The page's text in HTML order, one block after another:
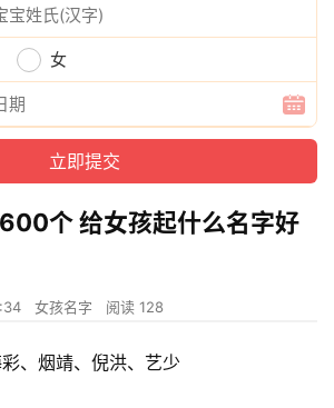
女
个 给女孩起什么名字好
女孩名字 阅读 128
、烟靖、倪洪、艺少